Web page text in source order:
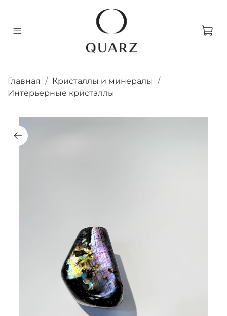
Главная
Кристаллы и минералы
Интерьерные кристаллы